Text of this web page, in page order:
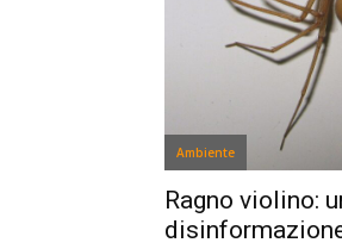
Ambiente
Ragno violino: